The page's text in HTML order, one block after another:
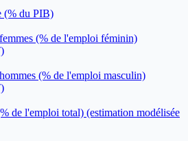
(% du PIB)
(% de l'emploi féminin)
(% de l'emploi masculin)
de l'emploi total) (estimation modélisée